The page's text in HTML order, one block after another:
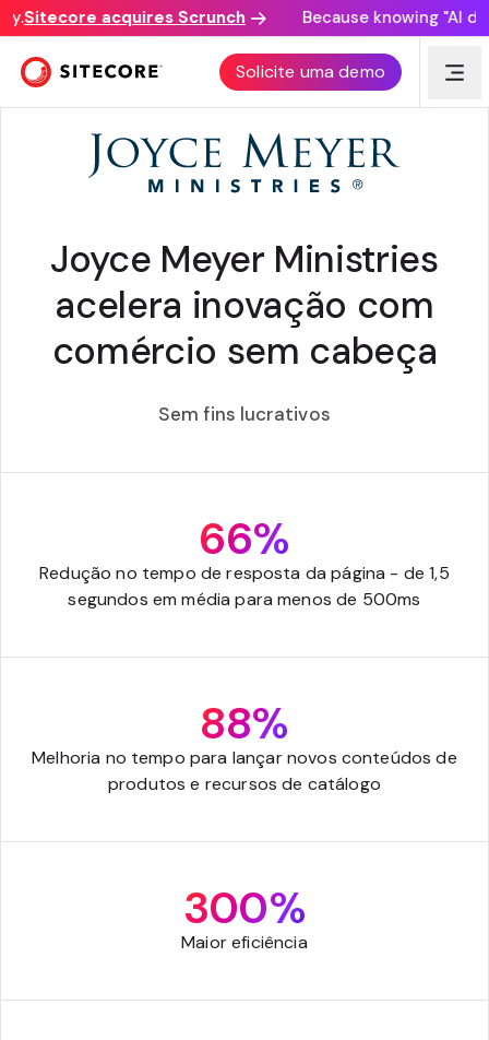
Sitecore acquires Scrunch Because knowing "AI
Solicite uma demo
HISTÓRIA DO CLIENTE
Joyce Meyer Ministries
acelera inovação com
comércio sem cabeça
Sem fins lucrativos
66%
Redução no tempo de resposta da página - de 1,5
segundos em média para menos de 500ms
88%
Melhoria no tempo para lançar novos conteúdos de
produtos e recursos de catálogo
300%
Maior eficiência